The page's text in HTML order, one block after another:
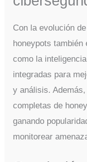
Con la evolución
honeypots también
como la
integradas para
y análisis.
completas de
ganando
monitorear